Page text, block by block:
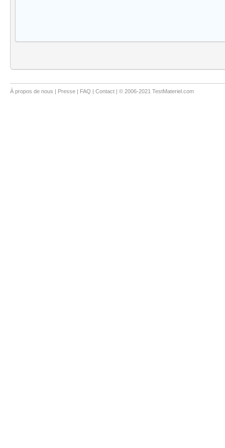
À propos de nous | Presse | FAQ | Contact | © 2006-2021 TestMateriel.com